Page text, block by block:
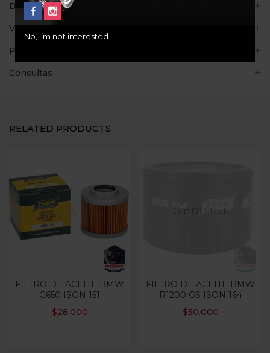
Descripción
Valoraciones (0)
Políticas de la tienda
Consultas
RELATED PRODUCTS
FILTRO DE ACEITE BMW
G650 ISON 151
$28.000
Out Of Stock
FILTRO DE ACEITE BMW
R1200 GS ISON 164
$50.000
No, I’m not interested.